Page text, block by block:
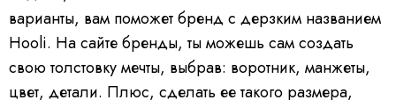
варианты, вам поможет бренд с дерзким названием
Hooli. На сайте бренды, ты можешь сам создать
свою толстовку мечты, выбрав: воротник, манжеты,
цвет, детали. Плюс, сделать ее такого размера,